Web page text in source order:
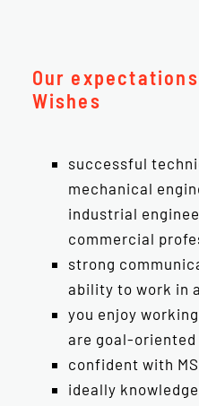
Our
Wishes
successful
mechanical
industrial
commercial
strong
ability to work in
you enjoy
are goal-
confident with
ideally